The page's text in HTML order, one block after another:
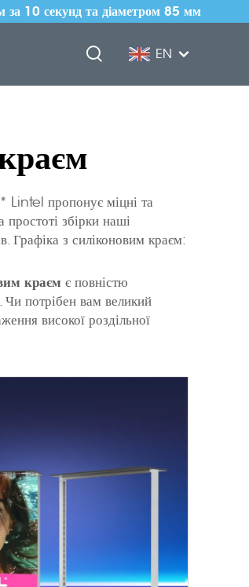
за 10 секунд та діаметром 85 мм
EN
Lintel пропонує міцні та
простоті збірки наші
Графіка з силіконовим краєм:
краєм є повністю
потрібен вам великий
високої роздільної